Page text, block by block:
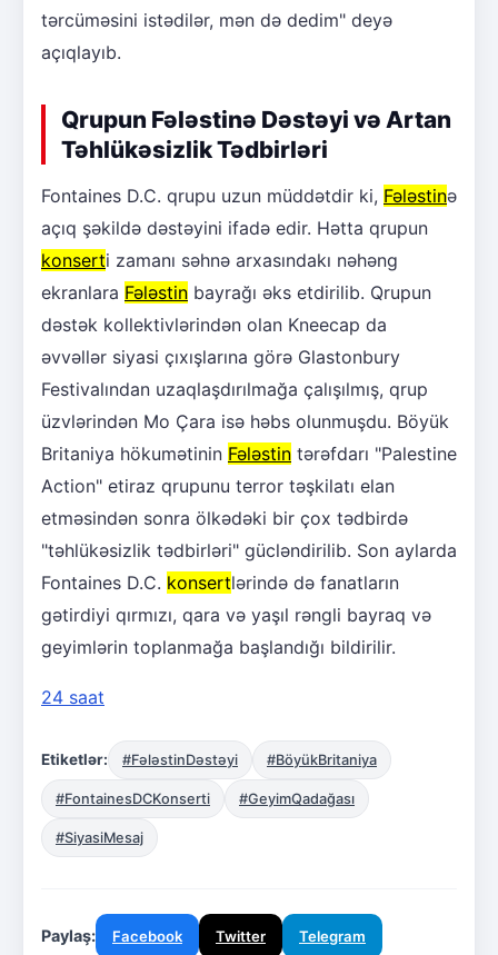
tərcüməsini istədilər, mən də dedim" deyə
açıqlayıb.
Qrupun Fələstinə Dəstəyi və Artan
Təhlükəsizlik Tədbirləri
Fontaines D.C. qrupu uzun müddətdir ki, Fələstinə
açıq şəkildə dəstəyini ifadə edir. Hətta qrupun
konserti zamanı səhnə arxasındakı nəhəng
ekranlara Fələstin bayrağı əks etdirilib. Qrupun
dəstək kollektivlərindən olan Kneecap da
əvvəllər siyasi çıxışlarına görə Glastonbury
Festivalından uzaqlaşdırılmağa çalışılmış, qrup
üzvlərindən Mo Çara isə həbs olunmuşdu. Böyük
Britaniya hökumətinin Fələstin tərəfdarı "Palestine
Action" etiraz qrupunu terror təşkilatı elan
etməsindən sonra ölkədəki bir çox tədbirdə
"təhlükəsizlik tədbirləri" gücləndirilib. Son aylarda
Fontaines D.C. konsertlərində də fanatların
gətirdiyi qırmızı, qara və yaşıl rəngli bayraq və
geyimlərin toplanmağa başlandığı bildirilir.
24 saat
Etiketlər: #FələstinDəstəyi #BöyükBritaniya
#FontainesDCKonserti #GeyimQadağası
#SiyasiMesaj
Paylaş: Facebook Twitter Telegram